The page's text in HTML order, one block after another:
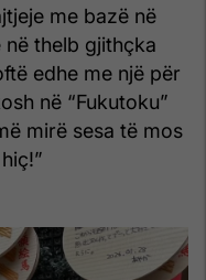
me bazë në
në thelb gjithçka
edhe me një për
në “Fukutoku”
mirë sesa të mos